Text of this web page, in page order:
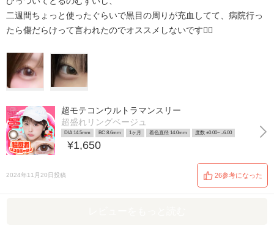
二週間ちょっと使ったぐらいで黒目の周りが充血してて、病院行っ
たら傷だらけって言われたのでオススメしないです🙂‍↔️
超モテコンウルトラマンスリー
超盛れリングベージュ
DIA 14.5mm BC 8.6mm 1ヶ月 着色直径 14.0mm 度数 ±0.00~ -6.00
¥1,650
2024年11月20日投稿 26参考になった